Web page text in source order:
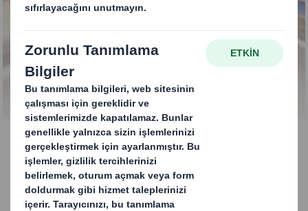
Raf üzeri sıvamalı tava
standlar